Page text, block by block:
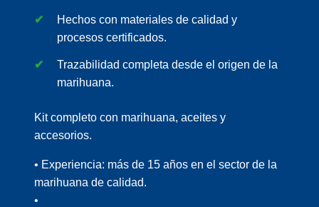
Hechos con materiales de calidad y
procesos certificados.
Trazabilidad completa desde el origen de la
marihuana.
Kit completo con marihuana, aceites y
accesorios.
• Experiencia: más de 15 años en el sector de la
marihuana de calidad.
•